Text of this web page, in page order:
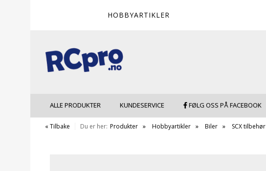
HOBBYARTIKLER
ALLE PRODUKTER KUNDESERVICE FØLG OSS PÅ FACEBOOK
« Tilbake Du er her: Produkter Hobbyartikler Biler SCX tilbehør